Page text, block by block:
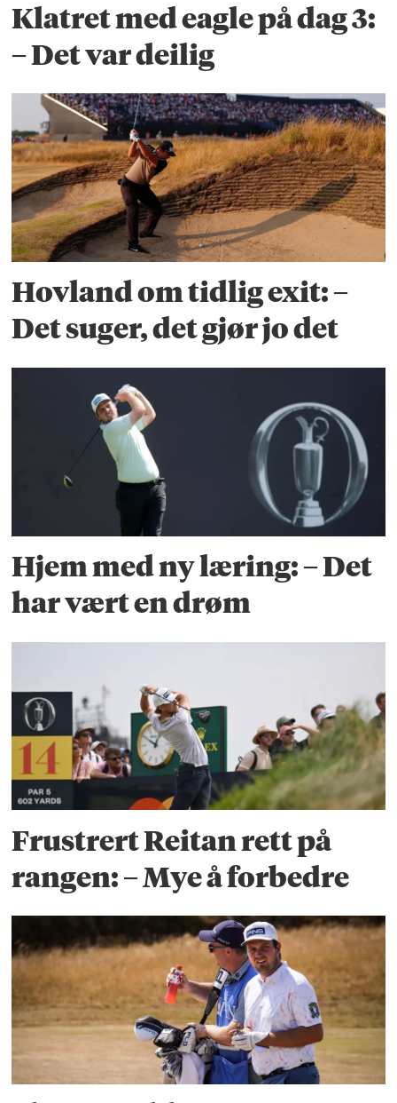
Klatret med eagle på dag 3:
– Det var deilig
Hovland om tidlig exit: –
Det suger, det gjør jo det
Hjem med ny læring: – Det
har vært en drøm
Frustrert Reitan rett på
rangen: – Mye å forbedre